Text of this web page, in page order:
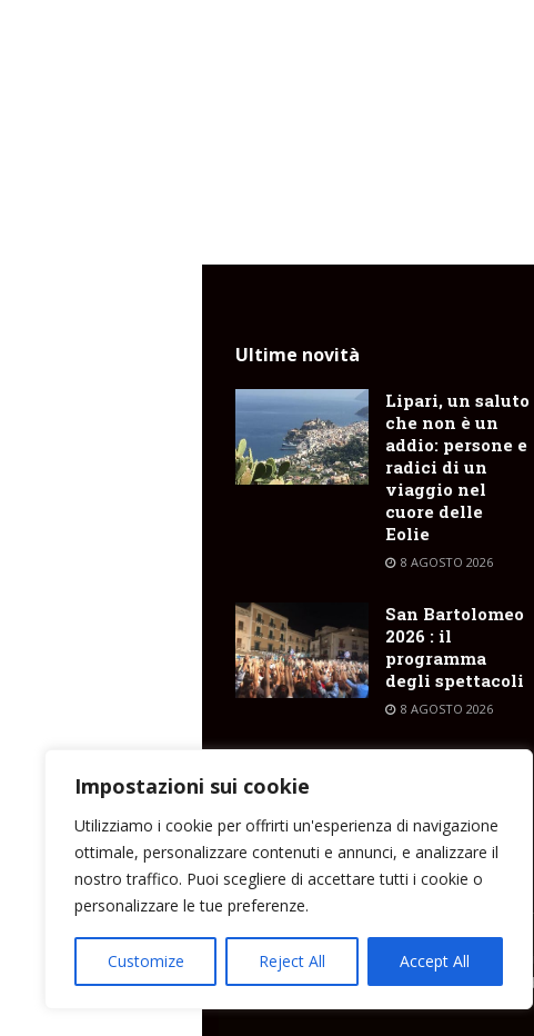
Impostazioni sui cookie
Utilizziamo i cookie per offrirti un'esperienza di navigazione
ottimale, personalizzare contenuti e annunci, e analizzare il
nostro traffico. Puoi scegliere di accettare tutti i cookie o
personalizzare le tue preferenze.
Customize Reject All Accept All
Ultime novità
Lipari, un saluto
che non è un
addio: persone e
radici di un
viaggio nel
cuore delle
Eolie
8 AGOSTO 2026
San Bartolomeo
2026 : il
programma
degli spettacoli
8 AGOSTO 2026
8 AGOSTO 2026
Direttore responsabile: Peppe Paino -
peppepaino1@gmail.com Testata registrata al